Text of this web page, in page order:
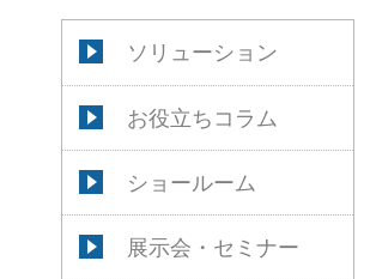
ソリューション
お役立ちコラム
ショールーム
展示会・セミナー